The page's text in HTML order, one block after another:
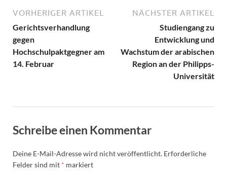
VORHERIGER ARTIKEL
Gerichtsverhandlung
gegen
Hochschulpaktgegner am
14. Februar
NÄCHSTER ARTIKEL
Studiengang zu
Entwicklung und
Wachstum der arabischen
Region an der Philipps-
Universität
Schreibe einen Kommentar
Deine E-Mail-Adresse wird nicht veröffentlicht. Erforderliche
Felder sind mit * markiert